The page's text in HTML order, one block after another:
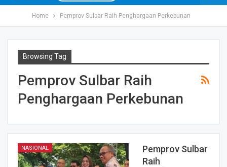
Home Pemprov Sulbar Raih Penghargaan Perkebunan
Browsing Tag
Pemprov Sulbar Raih
Penghargaan Perkebunan
NASIONAL
Pemprov Sulbar
Raih